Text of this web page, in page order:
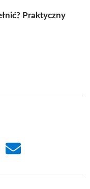
Praktyczny
Share